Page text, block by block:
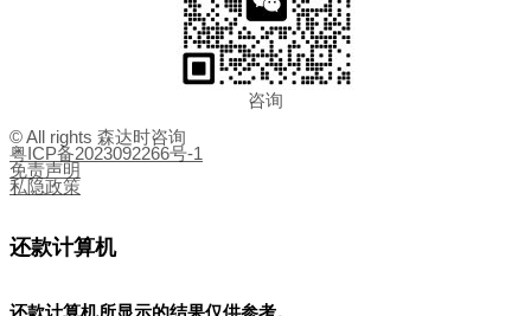
咨询
© All rights 森达时咨询
粤ICP备2023092266号-1
免责声明
私隐政策
还款计算机
还款计算机所显示的结果仅供参考。